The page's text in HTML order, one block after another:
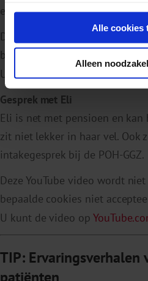
intrekken.
Alle cookies
Alleen
een intakegesprek bij de POH-
Deze YouTube video wordt
bepaalde cookies niet
U kunt de video op
Gesprek met Eli
Eli is net met pensioen en kan
zit niet lekker in haar vel. Ook
intakegesprek bij de POH-GGZ.
Deze YouTube video wordt
bepaalde cookies niet
U kunt de video op
TIP: Ervaringsverhalen
patiënten